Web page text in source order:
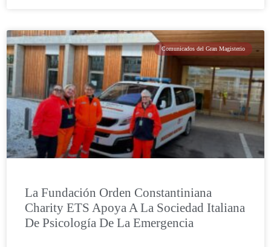
Comunicados del Gran Magisterio
La Fundación Orden Constantiniana
Charity ETS Apoya A La Sociedad Italiana
De Psicología De La Emergencia